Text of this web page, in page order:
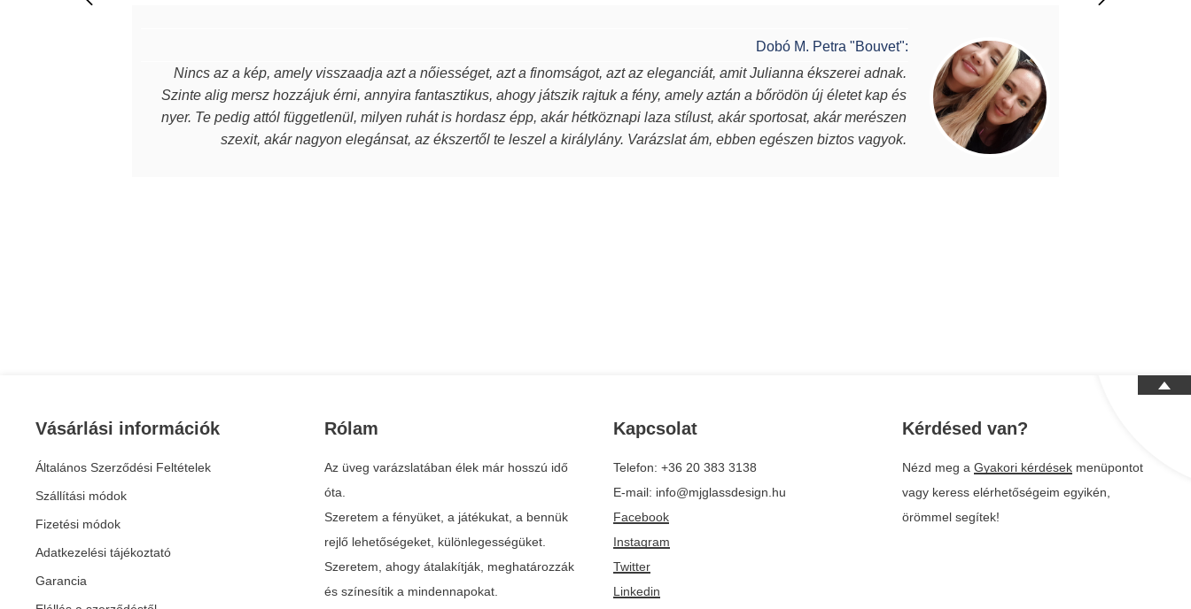
Dobó M. Petra "Bouvet":
Nincs az a kép, amely visszaadja azt a nőiességet, azt a finomságot, azt az eleganciát, amit Julianna ékszerei adnak.
Szinte alig mersz hozzájuk érni, annyira fantasztikus, ahogy játszik rajtuk a fény, amely aztán a bőrödön új életet kap és
nyer. Te pedig attól függetlenül, milyen ruhát is hordasz épp, akár hétköznapi laza stílust, akár sportosat, akár merészen
szexit, akár nagyon elegánsat, az ékszertől te leszel a királylány. Varázslat ám, ebben egészen biztos vagyok.
Vásárlási információk
Általános Szerződési Feltételek
Szállítási módok
Fizetési módok
Adatkezelési tájékoztató
Garancia
Rólam
Az üveg varázslatában élek már hosszú idő
óta.
Szeretem a fényüket, a játékukat, a bennük
rejlő lehetőségeket, különlegességüket.
Szeretem, ahogy átalakítják, meghatározzák
és színesítik a mindennapokat.
Kapcsolat
Telefon: +36 20 383 3138
E-mail: info@mjglassdesign.hu
Facebook
Instagram
Twitter
Linkedin
Kérdésed van?
Nézd meg a Gyakori kérdések menüpontot
vagy keress elérhetőségeim egyikén,
örömmel segítek!